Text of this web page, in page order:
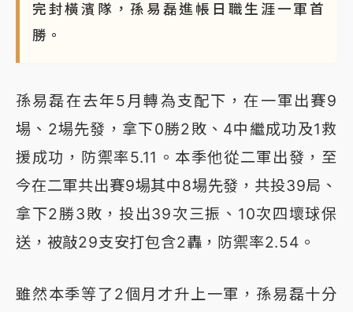
完封橫濱隊，孫易磊進帳日職生涯一軍首
勝。
孫易磊在去年5月轉為支配下，在一軍出賽9
場、2場先發，拿下0勝2敗、4中繼成功及1救
援成功，防禦率5.11。本季他從二軍出發，至
今在二軍共出賽9場其中8場先發，共投39局、
拿下2勝3敗，投出39次三振、10次四壞球保
送，被敲29支安打包含2轟，防禦率2.54。
雖然本季等了2個月才升上一軍，孫易磊十分